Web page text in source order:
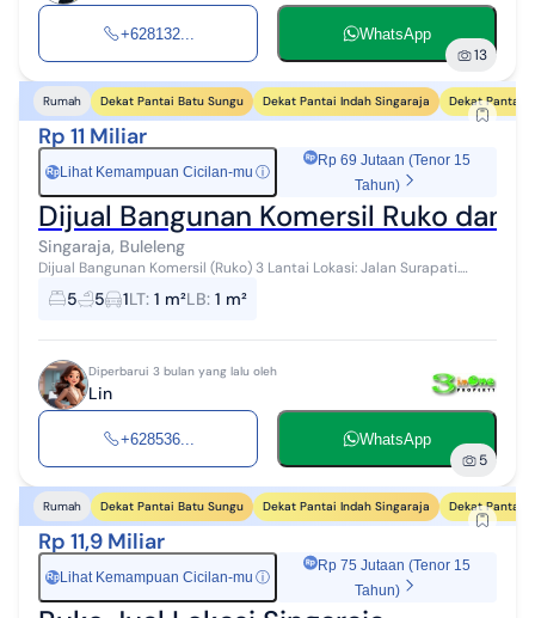
+628132... WhatsApp
13
Rumah Dekat Pantai Batu Sungu Dekat Pantai Indah Singaraja Dekat Pantai
Rp 11 Miliar
Rp Lihat Kemampuan Cicilan-mu ⓘ
Rp 69 Jutaan (Tenor 15
Tahun)
Dijual Bangunan Komersil Ruko dan
Singaraja, Buleleng
Dijual Bangunan Komersil (Ruko) 3 Lantai Lokasi: Jalan Surapati.
Singaraja, Bali (Lokasi di pinggir Jalan Raya Utama. Lokasi sangat
strategis dan ...
5 5 1LT: 1 m²LB: 1 m²
Diperbarui 3 bulan yang lalu oleh
Lin
+628536... WhatsApp
5
Rumah Dekat Pantai Batu Sungu Dekat Pantai Indah Singaraja Dekat Pantai
Rp 11,9 Miliar
Rp Lihat Kemampuan Cicilan-mu ⓘ
Rp 75 Jutaan (Tenor 15
Tahun)